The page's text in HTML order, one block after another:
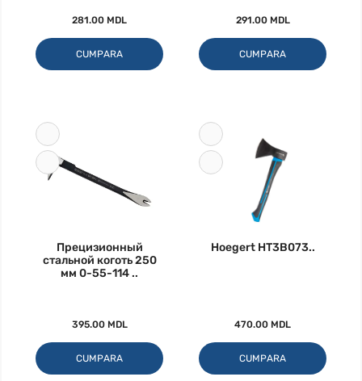
281.00 MDL
CUMPARA
291.00 MDL
CUMPARA
Прецизионный
стальной коготь 250
мм 0-55-114 ..
395.00 MDL
CUMPARA
Hoegert HT3B073..
470.00 MDL
CUMPARA